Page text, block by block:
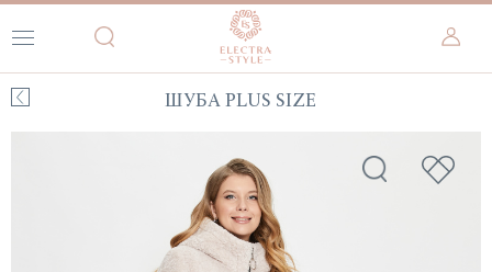
ШУБА PLUS SIZE